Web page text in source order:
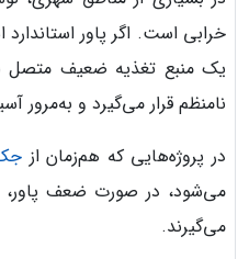
خرابی است. اگر پاور
یک منبع تغذیه ضعیف متصل
نامنظم قرار می‌گیرد و به‌مرور
در پروژه‌هایی که هم‌زمان از
می‌شود، در صورت ضعف
می‌گیرند.